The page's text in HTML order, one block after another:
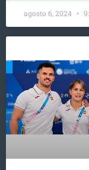
agosto 6, 2024